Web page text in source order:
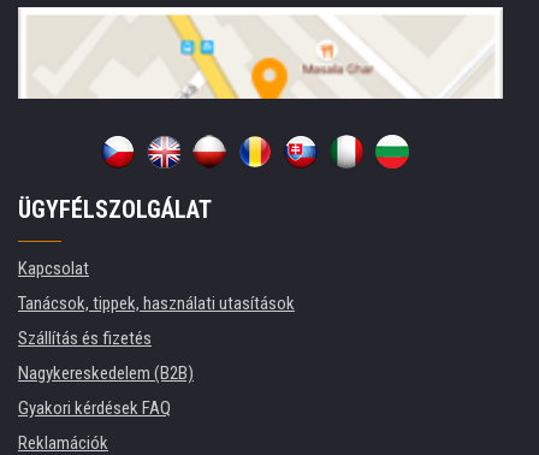
ÜGYFÉLSZOLGÁLAT
Kapcsolat
Tanácsok, tippek, használati utasítások
Szállítás és fizetés
Nagykereskedelem (B2B)
Gyakori kérdések FAQ
Reklamációk